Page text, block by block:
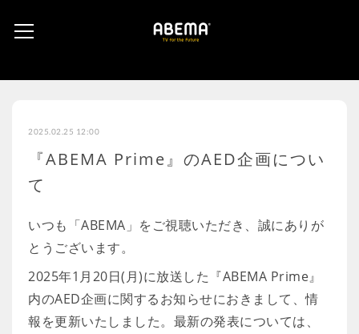
2025.02.25 12:00
『ABEMA Prime』のAED企画につい
て
いつも「ABEMA」をご視聴いただき、誠にありが
とうございます。
2025年1月20日(月)に放送した『ABEMA Prime』
内のAED企画に関するお知らせにおきまして、情
報を更新いたしました。最新の発表については、